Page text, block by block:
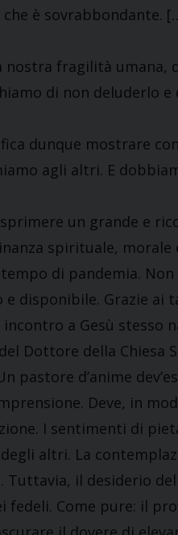
è sovrabbondante.
nostra fragilità
di non deluderlo
dunque mostrare
agli altri. E
un grande e
spirituale,
di pandemia.
disponibile. Grazie
a Gesù stesso
Dottore della Chiesa
pastore d’anime
Deve, in
I sentimenti di
altri. La
Tuttavia, il desiderio
fedeli. Come pure: il